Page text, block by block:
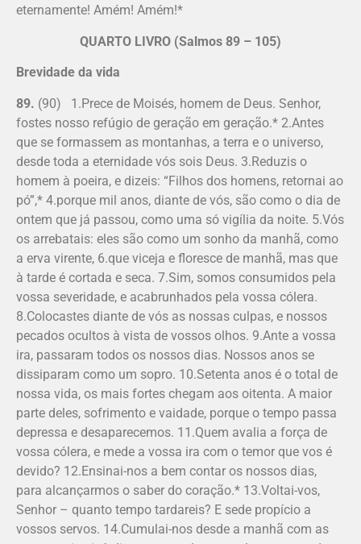
eternamente! Amém! Amém!*
QUARTO LIVRO (Salmos 89 – 105)
Brevidade da vida
89. (90) 1.Prece de Moisés, homem de Deus. Senhor,
fostes nosso refúgio de geração em geração.* 2.Antes
que se formassem as montanhas, a terra e o universo,
desde toda a eternidade vós sois Deus. 3.Reduzis o
homem à poeira, e dizeis: “Filhos dos homens, retornai ao
pó”,* 4.porque mil anos, diante de vós, são como o dia de
ontem que já passou, como uma só vigília da noite. 5.Vós
os arrebatais: eles são como um sonho da manhã, como
a erva virente, 6.que viceja e floresce de manhã, mas que
à tarde é cortada e seca. 7.Sim, somos consumidos pela
vossa severidade, e acabrunhados pela vossa cólera.
8.Colocastes diante de vós as nossas culpas, e nossos
pecados ocultos à vista de vossos olhos. 9.Ante a vossa
ira, passaram todos os nossos dias. Nossos anos se
dissiparam como um sopro. 10.Setenta anos é o total de
nossa vida, os mais fortes chegam aos oitenta. A maior
parte deles, sofrimento e vaidade, porque o tempo passa
depressa e desaparecemos. 11.Quem avalia a força de
vossa cólera, e mede a vossa ira com o temor que vos é
devido? 12.Ensinai-nos a bem contar os nossos dias,
para alcançarmos o saber do coração.* 13.Voltai-vos,
Senhor – quanto tempo tardareis? E sede propício a
vossos servos. 14.Cumulai-nos desde a manhã com as